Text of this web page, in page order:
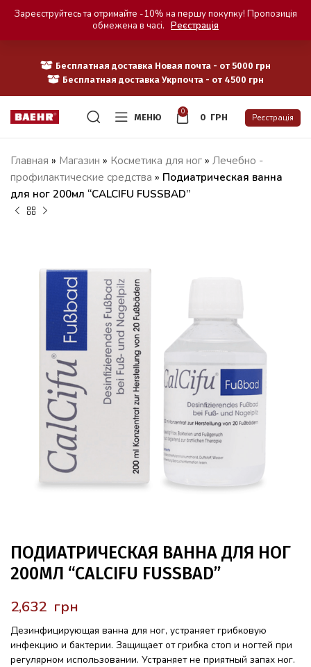
Бесплатная доставка Новая почта - от 5000 грн
Бесплатная доставка Укрпочта - от 4500 грн
МЕНЮ
0
0 ГРН Реєстрація
Главная » Магазин » Косметика для ног » Лечебно -
профилактические средства » Подиатрическая ванна
для ног 200мл “CALCIFU FUSSBAD”
ПОДИАТРИЧЕСКАЯ ВАННА ДЛЯ НОГ
200МЛ “CALCIFU FUSSBAD”
грн
Дезинфицирующая ванна для ног, устраняет грибковую
инфекцию и бактерии. Защищает от грибка стоп и ногтей при
регулярном использовании. Устраняет не приятный запах ног.
Зареєструйтесь та отримайте -10% на першу покупку! Пропозиція
обмежена в часі. Реєстрація